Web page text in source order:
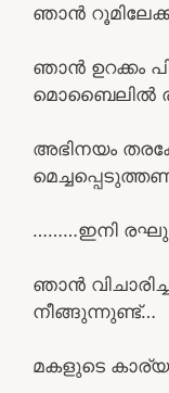
ഞാൻ
ഞാൻ ഉറക്കം
മൊബൈലിൽ
അഭിനയം
………ഇനി രഘു
ഞാൻ
നീങ്ങുന്നുണ്ട്…
മകളുടെ